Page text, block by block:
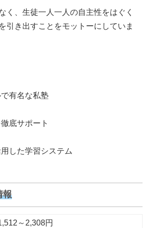
く、生徒一人一人の自主性をはぐく
引き出すことをモットーにしていま
有名な私塾
底サポート
した学習システム
報
～2,308円